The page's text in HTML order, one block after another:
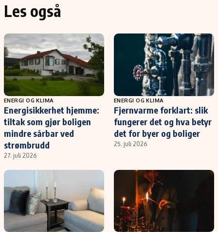
Les også
ENERGI OG KLIMA
Energisikkerhet hjemme:
tiltak som gjør boligen
mindre sårbar ved
strømbrudd
27. juli 2026
ENERGI OG KLIMA
Fjernvarme forklart: slik
fungerer det og hva betyr
det for byer og boliger
25. juli 2026